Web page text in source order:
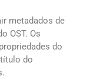
metadados de
OST. Os
do
do